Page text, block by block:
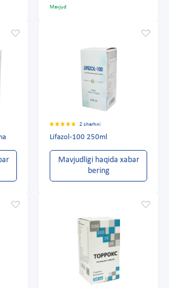
Mavjud
2 sharhni
Lifazol-100 250ml
Mavjudligi haqida xabar
bering